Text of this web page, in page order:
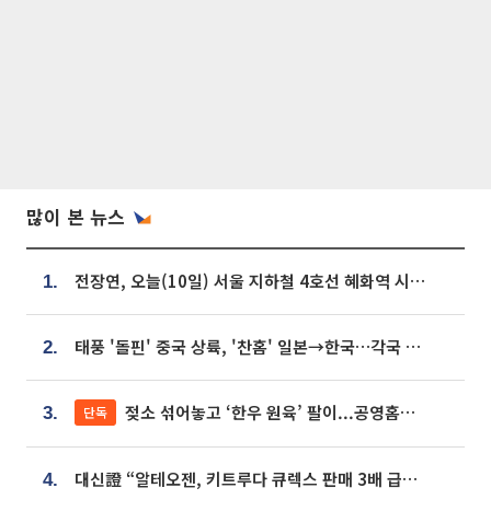
많이 본 뉴스
1. 전장연, 오늘(10일) 서울 지하철 4호선 혜화역 시위…1호선 용산역 무정차
2. 태풍 '돌핀' 중국 상륙, '찬홈' 일본→한국…각국 기상청 예상 경로는?
3. 단독 젖소 섞어놓고 ‘한우 원육’ 팔이...공영홈쇼핑 표기·검증 구멍
4. 대신證 “알테오젠, 키트루다 큐렉스 판매 3배 급증…목표가 41만원 상향”